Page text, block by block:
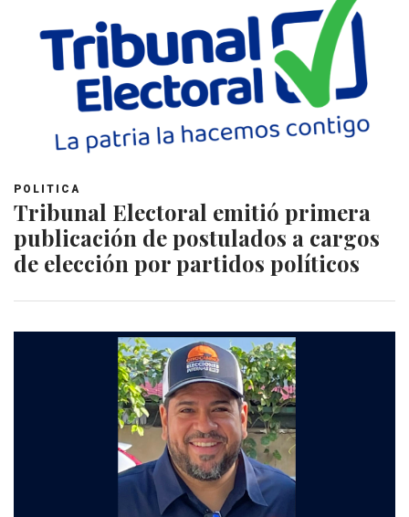
POLITICA
Tribunal Electoral emitió primera
publicación de postulados a cargos
de elección por partidos políticos